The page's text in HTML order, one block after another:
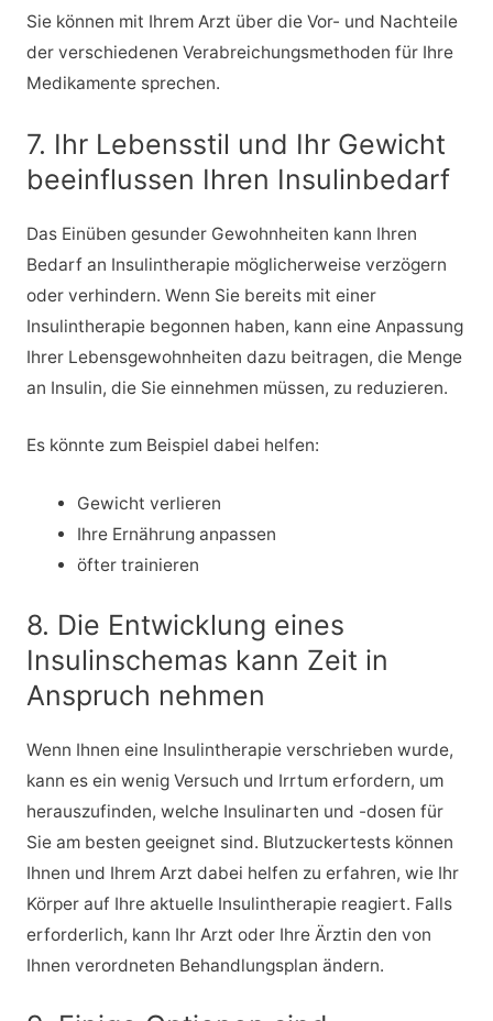
Sie können mit Ihrem Arzt über die Vor- und Nachteile
der verschiedenen Verabreichungsmethoden für Ihre
Medikamente sprechen.
7. Ihr Lebensstil und Ihr Gewicht
beeinflussen Ihren Insulinbedarf
Das Einüben gesunder Gewohnheiten kann Ihren
Bedarf an Insulintherapie möglicherweise verzögern
oder verhindern. Wenn Sie bereits mit einer
Insulintherapie begonnen haben, kann eine Anpassung
Ihrer Lebensgewohnheiten dazu beitragen, die Menge
an Insulin, die Sie einnehmen müssen, zu reduzieren.
Es könnte zum Beispiel dabei helfen:
Gewicht verlieren
Ihre Ernährung anpassen
öfter trainieren
8. Die Entwicklung eines
Insulinschemas kann Zeit in
Anspruch nehmen
Wenn Ihnen eine Insulintherapie verschrieben wurde,
kann es ein wenig Versuch und Irrtum erfordern, um
herauszufinden, welche Insulinarten und -dosen für
Sie am besten geeignet sind. Blutzuckertests können
Ihnen und Ihrem Arzt dabei helfen zu erfahren, wie Ihr
Körper auf Ihre aktuelle Insulintherapie reagiert. Falls
erforderlich, kann Ihr Arzt oder Ihre Ärztin den von
Ihnen verordneten Behandlungsplan ändern.